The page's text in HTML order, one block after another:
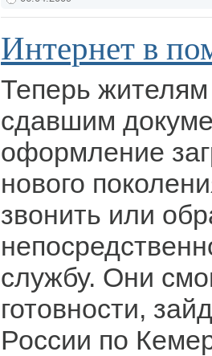
Интернет в
Теперь жителям
сдавшим
оформление
нового
звонить или
службу. Они
готовности,
России по